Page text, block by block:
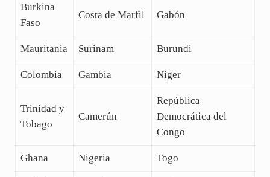
Burkina
Faso
Costa de Marfil Gabón
Mauritania Surinam Burundi
Colombia Gambia Níger
Trinidad y
Tobago
Camerún
República
Democrática del
Congo
Ghana Nigeria Togo